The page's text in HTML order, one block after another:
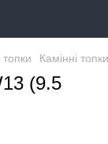
топки Камінні
(9.5